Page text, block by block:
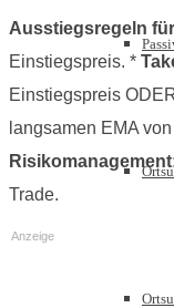
Ausstiegsregeln
Einstiegspreis. *
Einstiegspreis
langsamen EMA
Trade.
Anzeige